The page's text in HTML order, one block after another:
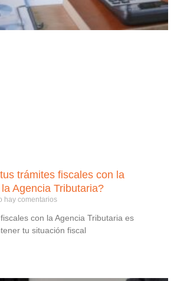
trámites fiscales con la
Agencia Tributaria?
hay comentarios
con la Agencia Tributaria es
tu situación fiscal